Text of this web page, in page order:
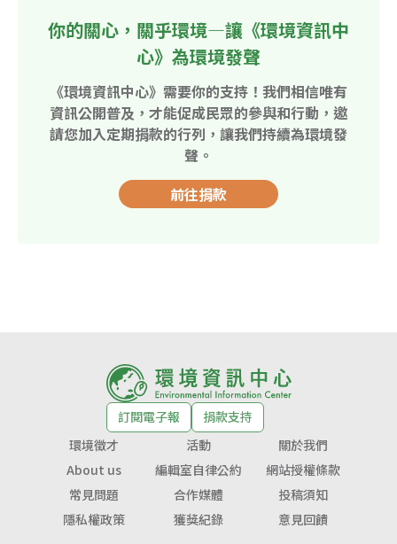
你的關心，關乎環境—讓《環境資訊中
心》為環境發聲
《環境資訊中心》需要你的支持！我們相信唯有
資訊公開普及，才能促成民眾的參與和行動，邀
請您加入定期捐款的行列，讓我們持續為環境發
聲。
前往捐款
訂閱電子報
捐款支持
環境徵才
活動
關於我們
About us
編輯室自律公約
網站授權條款
常見問題
合作媒體
投稿須知
隱私權政策
獲獎紀錄 意見回饋